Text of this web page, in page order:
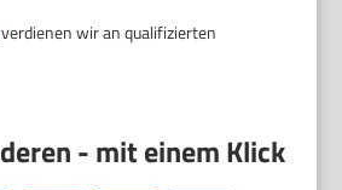
verdienen wir an qualifizierten